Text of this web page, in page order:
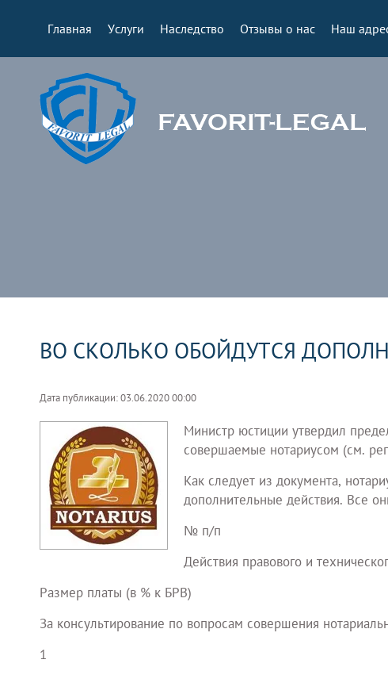
Главная Услуги Наследство Отзывы о нас Наш
ВО СКОЛЬКО ОБОЙДУТСЯ
Дата публикации: 03.06.2020 00:00
Министр юстиции утвердил
совершаемые нотариусом (см.
Как следует из документа,
дополнительные действия. Все
№ п/п
Действия правового и
Размер платы (в % к БРВ)
За консультирование по вопросам совершения
1